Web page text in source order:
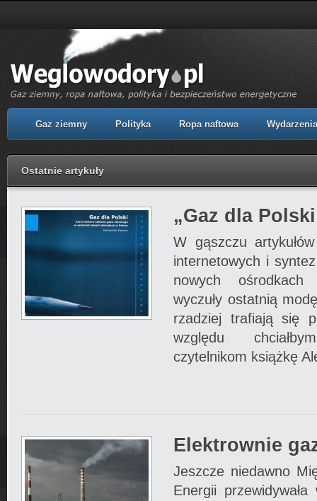
Gaz ziemny Polityka Ropa naftowa Wydarzenia
Ostatnie artykuły
„Gaz dla
W gąszczu
internetowych i
nowych ośrodkach
wyczuły ostatnią
rzadziej trafiają się
względu
czytelnikom książkę
Elektrownie
Jeszcze niedawno
Energii